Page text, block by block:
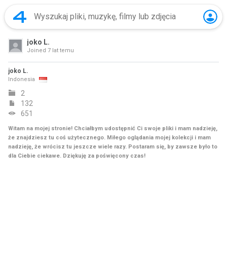
joko L.
Joined 7 lat temu
joko L.
Indonesia
2
132
651
Witam na mojej stronie! Chciałbym udostępnić Ci swoje pliki i mam nadzieję,
że znajdziesz tu coś użytecznego. Miłego oglądania mojej kolekcji i mam
nadzieję, że wrócisz tu jeszcze wiele razy. Postaram się, by zawsze było to
dla Ciebie ciekawe. Dziękuję za poświęcony czas!